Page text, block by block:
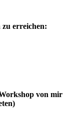
erreichen:
von mir